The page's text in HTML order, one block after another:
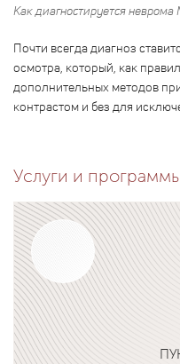
Как диагностируется неврома
Почти всегда диагноз
осмотра, который, как
дополнительных методов
контрастом и без для
Услуги и программы